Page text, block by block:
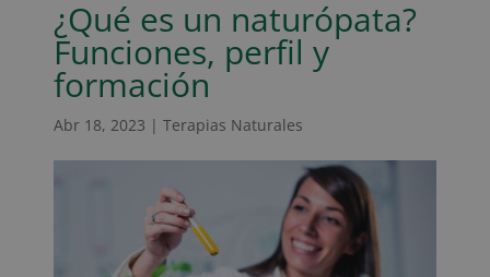
¿Qué es un naturópata?
Funciones, perfil y
formación
Abr 18, 2023 | Terapias Naturales